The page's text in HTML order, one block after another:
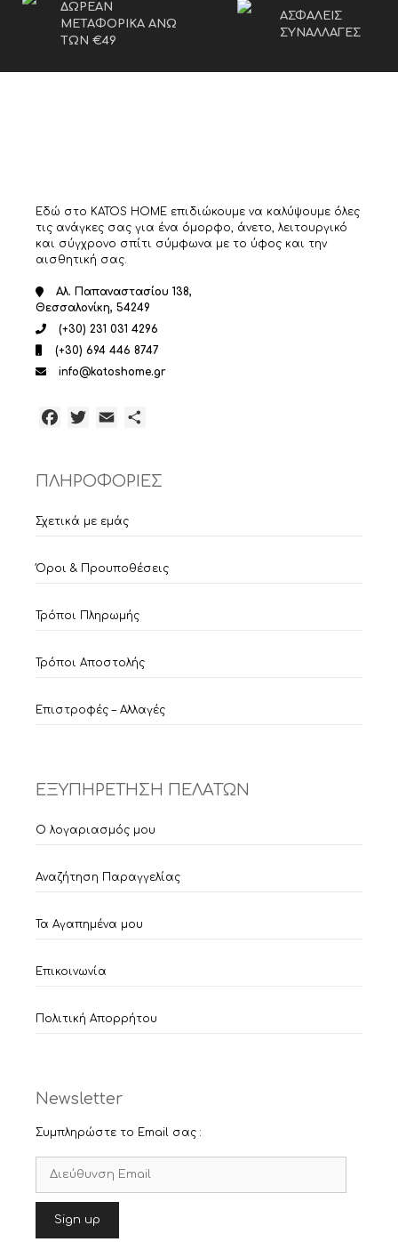
ΔΩΡΕΑΝ
ΜΕΤΑΦΟΡΙΚΑ ΑΝΩ
ΤΩΝ €49
ΑΣΦΑΛΕΙΣ
ΣΥΝΑΛΛΑΓΕΣ
Εδώ στο KATOS HOME επιδιώκουμε να καλύψουμε όλες
τις ανάγκες σας για ένα όμορφο, άνετο, λειτουργικό
και σύγχρονο σπίτι σύμφωνα με το ύφος και την
αισθητική σας.
Αλ. Παπαναστασίου 138,
Θεσσαλονίκη, 54249
(+30) 231 031 4296
(+30) 694 446 8747
info@katoshome.gr
Facebook
TwitterEmail
ΠΛΗΡΟΦΟΡΙΕΣ
Σχετικά με εμάς
Όροι & Προυποθέσεις
Τρόποι Πληρωμής
Τρόποι Αποστολής
Επιστροφές – Αλλαγές
ΕΞΥΠΗΡΕΤΗΣΗ ΠΕΛΑΤΩΝ
Ο λογαριασμός μου
Αναζήτηση Παραγγελίας
Τα Αγαπημένα μου
Επικοινωνία
Πολιτική Απορρήτου
Newsletter
Συμπληρώστε το Email σας :